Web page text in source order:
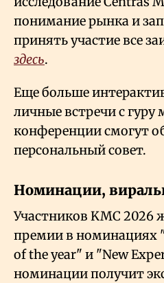
понимание рынка и
принять участие все
здесь.
Еще больше
личные встречи с гуру
конференции смогут
персональный совет.
Номинации,
Участников KMC 2026
премии в номинациях
of the year" и "New
номинации получит